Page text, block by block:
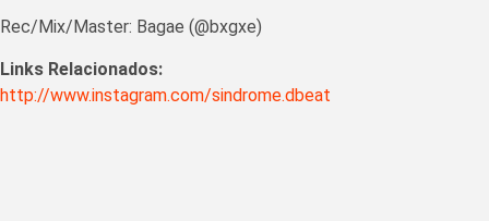
Rec/Mix/Master: Bagae (@bxgxe)
Links Relacionados:
http://www.instagram.com/sindrome.dbeat